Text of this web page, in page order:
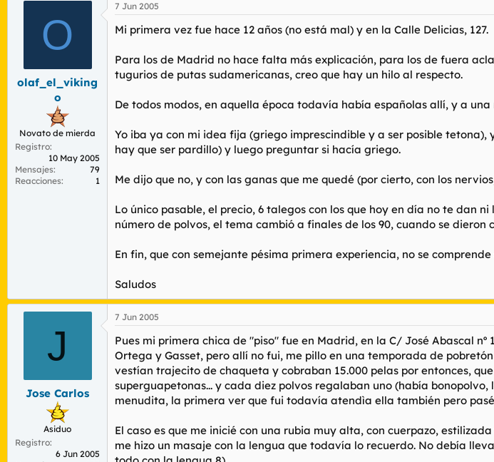
O
olaf_el_viking
o
Novato de mierda
Registro
10 May 2005
Mensajes
79
Reacciones
1
7 Jun 2005
Mi primera vez fue hace 12 años (no está mal) y en la Calle Delicias, 127.
Para los de Madrid no hace falta más explicación, para los de fuera
tugurios de putas sudamericanas, creo que hay un hilo al respecto.
De todos modos, en aquella época todavía había españolas allí, y a
Yo iba ya con mi idea fija (griego imprescindible y a ser posible
hay que ser pardillo) y luego preguntar si hacía griego.
Me dijo que no, y con las ganas que me quedé (por cierto, con los
Lo único pasable, el precio, 6 talegos con los que hoy en día no te dan
número de polvos, el tema cambió a finales de los 90, cuando se
En fin, que con semejante pésima primera experiencia, no se
Saludos
J
Jose Carlos
Asiduo
Registro
6 Jun 2005
7 Jun 2005
Pues mi primera chica de "piso" fue en Madrid, en la C/ José Abascal
Ortega y Gasset, pero allí no fui, me pillo en una temporada de
vestían trajecito de chaqueta y cobraban 15.000 pelas por entonces,
superguapetonas... y cada diez polvos regalaban uno (había
menudita, la primera ver que fui todavía atendìa ella también pero
El caso es que me inicié con una rubia muy alta, con cuerpazo,
me hizo un masaje con la lengua que todavía lo recuerdo. No debía